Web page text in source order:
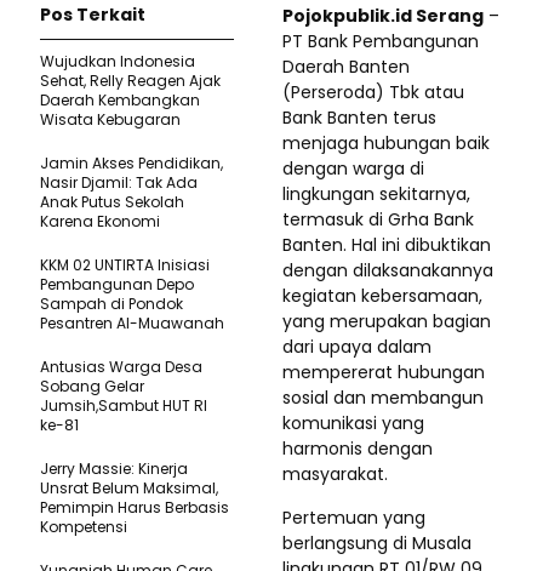
Pojokpublik.id Serang –
PT Bank Pembangunan
Daerah Banten
(Perseroda) Tbk atau
Bank Banten terus
menjaga hubungan baik
dengan warga di
lingkungan sekitarnya,
termasuk di Grha Bank
Banten. Hal ini dibuktikan
dengan dilaksanakannya
kegiatan kebersamaan,
yang merupakan bagian
dari upaya dalam
mempererat hubungan
sosial dan membangun
komunikasi yang
harmonis dengan
masyarakat.
Pertemuan yang
berlangsung di Musala
Pos Terkait
Wujudkan Indonesia
Sehat, Relly Reagen Ajak
Daerah Kembangkan
Wisata Kebugaran
Jamin Akses Pendidikan,
Nasir Djamil: Tak Ada
Anak Putus Sekolah
Karena Ekonomi
KKM 02 UNTIRTA Inisiasi
Pembangunan Depo
Sampah di Pondok
Pesantren Al-Muawanah
Antusias Warga Desa
Sobang Gelar
Jumsih,Sambut HUT RI
ke-81
Jerry Massie: Kinerja
Unsrat Belum Maksimal,
Pemimpin Harus Berbasis
Kompetensi